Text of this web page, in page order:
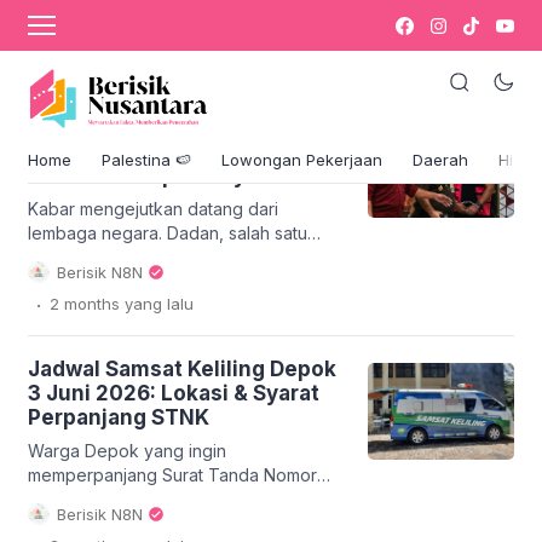
Home Palestina 🍉 Lowongan Pekerjaan Daerah
Dadan Badan Gizi Nasional Ditangkap KPK,
Diduga Terlibat Korupsi Proyek Gizi
Dadan Badan Gizi Nasional
Ditangkap KPK, Diduga
Terlibat Korupsi Proyek Gizi
Kabar mengejutkan datang dari
lembaga negara. Dadan, salah satu
pejabat penting di Badan Gizi Nasional,
dilaporkan Dadan Badan Gizi Nasional
ditangkap Komisi Pemberantasan
kasus korupsi proyek pengadaan
suplemen gizi yang melibatkan
anggaran miliaran rupiah. Peristiwa ini
sontak menarik perhatian publik,
mengingat peran strategis Badan Gizi
[…]
Berisik N8N
. 2 months yang lalu
Jadwal Samsat Keliling Depok
3 Juni 2026: Lokasi & Syarat
Perpanjang STNK
Warga Depok yang ingin
memperpanjang Surat Tanda Nomor
Kendaraan (STNK) tahunan kini dapat
memanfaatkan layanan Samsat Keliling
Berisik N8N